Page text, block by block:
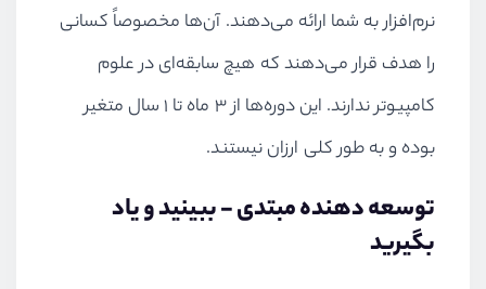
نرم‌افزار به شما ارائه می‌دهند. آن‌ها مخصوصاً کسانی
را هدف قرار می‌دهند که هیچ سابقه‌ای در علوم
کامپیوتر ندارند. این دوره‌ها از ۳ ماه تا ۱ سال متغیر
بوده و به طور کلی ارزان نیستند.
توسعه دهنده مبتدی - ببینید و یاد
بگیرید